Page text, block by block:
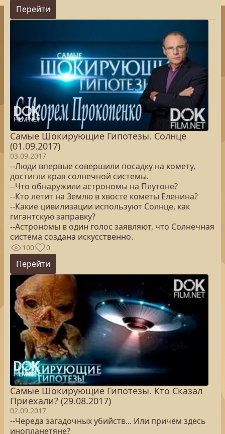
Перейти
Самые Шокирующие Гипотезы. Солнце
(01.09.2017)
03.09.2017
--Люди впервые совершили посадку на комету,
достигли края солнечной системы.
--Что обнаружили астрономы на Плутоне?
--Кто летит на Землю в хвосте кометы Еленина?
--Какие цивилизации используют Солнце, как
гигантскую заправку?
--Астрономы в один голос заявляют, что Солнечная
система создана искусственно.
100 0
Перейти
Самые Шокирующие Гипотезы. Кто Сказал
Приехали? (29.08.2017)
02.09.2017
--Череда загадочных убийств... Или причём здесь
инопланетяне?